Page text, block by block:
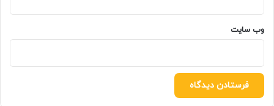
وب‌ سایت